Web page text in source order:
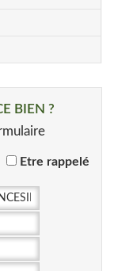
BIEN ?
Etre rappelé